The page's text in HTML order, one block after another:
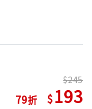
79
245
193